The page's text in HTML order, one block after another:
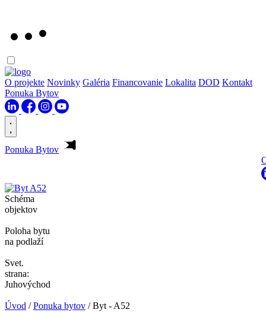
O projekte Novinky Galéria Financovanie Lokalita DOD Kontakt
Ponuka Bytov
Ponuka Bytov
Schéma
objektov
Poloha bytu
na podlaží
Svet.
strana:
Juhovýchod
Úvod / Ponuka bytov / Byt - A52